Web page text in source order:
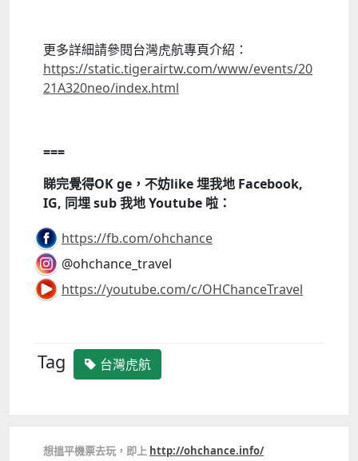
更多詳細請參閱台灣虎航專頁介紹：
https://static.tigerairtw.com/www/events/20
21A320neo/index.html
===
睇完覺得OK ge，不妨like 埋我地 Facebook,
IG, 同埋 sub 我地 Youtube 啦：
https://fb.com/ohchance
@ohchance_travel
https://youtube.com/c/OHChanceTravel
Tag 台灣虎航
想搵平機票去玩，即上 http://ohchance.info/